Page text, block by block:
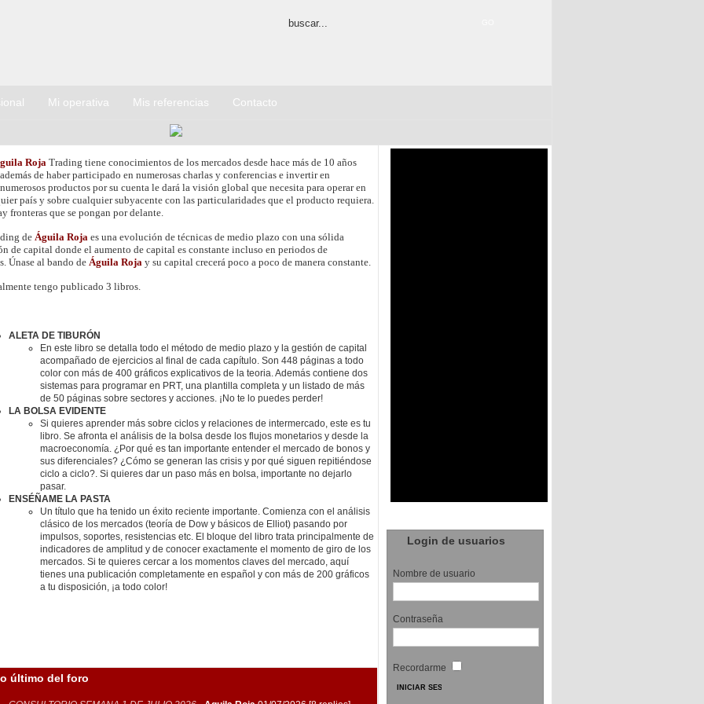
Mi operativa Mis referencias Contacto
Login de usuarios
Nombre de usuario
Contraseña
Recordarme
guila Roja Trading tiene conocimientos de los mercados desde hace más de 10 años
además de haber participado en numerosas charlas y conferencias e invertir en
numerosos productos por su cuenta le dará la visión global que necesita para operar en
país y sobre cualquier subyacente con las particularidades que el producto requiera.
fronteras que se pongan por delante.
de Águila Roja es una evolución de técnicas de medio plazo con una sólida
de capital donde el aumento de capital es constante incluso en periodos de
Únase al bando deÁguila Roja y su capital crecerá poco a poco de manera constante.
tengo publicado 3 libros.
ALETA DE TIBURÓN
En este libro se detalla todo el método de medio plazo y la gestión de capital
acompañado de ejercicios al final de cada capítulo. Son 448 páginas a todo
color con más de 400 gráficos explicativos de la teoria. Además contiene dos
sistemas para programar en PRT, una plantilla completa y un listado de más
de 50 páginas sobre sectores y acciones. ¡No te lo puedes perder!
LA BOLSA EVIDENTE
Si quieres aprender más sobre ciclos y relaciones de intermercado, este es tu
libro. Se afronta el análisis de la bolsa desde los flujos monetarios y desde la
macroeconomía. ¿Por qué es tan importante entender el mercado de bonos y
sus diferenciales? ¿Cómo se generan las crisis y por qué siguen repitiéndose
ciclo a ciclo?. Si quieres dar un paso más en bolsa, importante no dejarlo
pasar.
ENSÉÑAME LA PASTA
Un título que ha tenido un éxito reciente importante. Comienza con el análisis
clásico de los mercados (teoría de Dow y básicos de Elliot) pasando por
impulsos, soportes, resistencias etc. El bloque del libro trata principalmente de
indicadores de amplitud y de conocer exactamente el momento de giro de los
mercados. Si te quieres cercar a los momentos claves del mercado, aquí
tienes una publicación completamente en español y con más de 200 gráficos
a tu disposición, ¡a todo color!
último del foro